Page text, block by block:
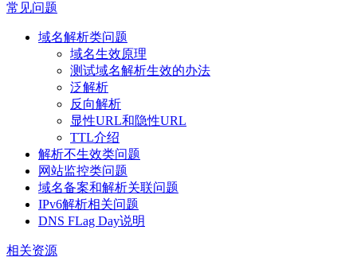
常见问题
域名解析类问题
域名生效原理
测试域名解析生效的办法
泛解析
反向解析
显性URL和隐性URL
TTL介绍
解析不生效类问题
网站监控类问题
域名备案和解析关联问题
IPv6解析相关问题
DNS FLag Day说明
相关资源